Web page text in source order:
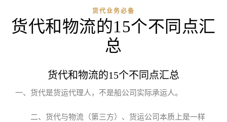
货代业务必备
货代和物流的15个不同点汇
总
货代和物流的15个不同点汇总
一、货代是货运代理人，不是船公司实际承运人。
二、货代与物流（第三方）、货运公司本质上是一样